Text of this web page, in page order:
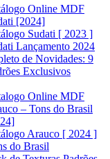
Online MDF
[2024]
Sudati [ 2023 ]
Lançamento 2024
de Novidades: 9
Exclusivos
Online MDF
– Tons do Brasil
Arauco [ 2024 ]
do Brasil